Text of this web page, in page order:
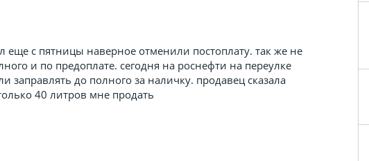
еще с пятницы наверное отменили постоплату. так же не
и по предоплате. сегодня на роснефти на переулке
заправлять до полного за наличку. продавец сказала
40 литров мне продать